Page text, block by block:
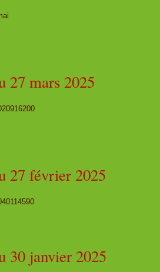
27 mars 2025
27 février 2025
30 janvier 2025